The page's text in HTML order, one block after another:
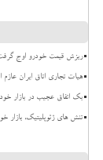
ریزش قیمت خودرو اوج
هیات تجاری اتاق ایران عازم
بک اتفاق عجیب در بازار
تنش های ژئوپلیتیک، بازار